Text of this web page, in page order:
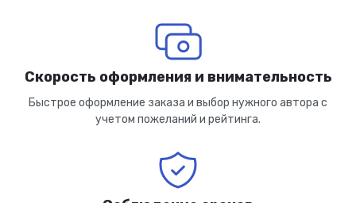
Скорость оформления и внимательность
Быстрое оформление заказа и выбор нужного автора с
учетом пожеланий и рейтинга.